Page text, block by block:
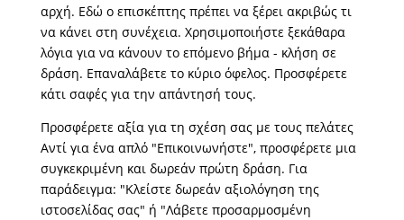
αρχή. Εδώ ο επισκέπτης πρέπει να ξέρει ακριβώς τι
να κάνει στη συνέχεια. Χρησιμοποιήστε ξεκάθαρα
λόγια για να κάνουν το επόμενο βήμα - κλήση σε
δράση. Επαναλάβετε το κύριο όφελος. Προσφέρετε
κάτι σαφές για την απάντησή τους.
Προσφέρετε αξία για τη σχέση σας με τους πελάτες
Αντί για ένα απλό "Επικοινωνήστε", προσφέρετε μια
συγκεκριμένη και δωρεάν πρώτη δράση. Για
παράδειγμα: "Κλείστε δωρεάν αξιολόγηση της
ιστοσελίδας σας" ή "Λάβετε προσαρμοσμένη